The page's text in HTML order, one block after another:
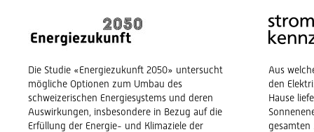
Die Studie «Energiezukunft 2050» untersucht
mögliche Optionen zum Umbau des
schweizerischen Energiesystems und deren
Auswirkungen, insbesondere in Bezug auf die
Erfüllung der Energie- und Klimaziele der
Aus
den
Hause
gesamten